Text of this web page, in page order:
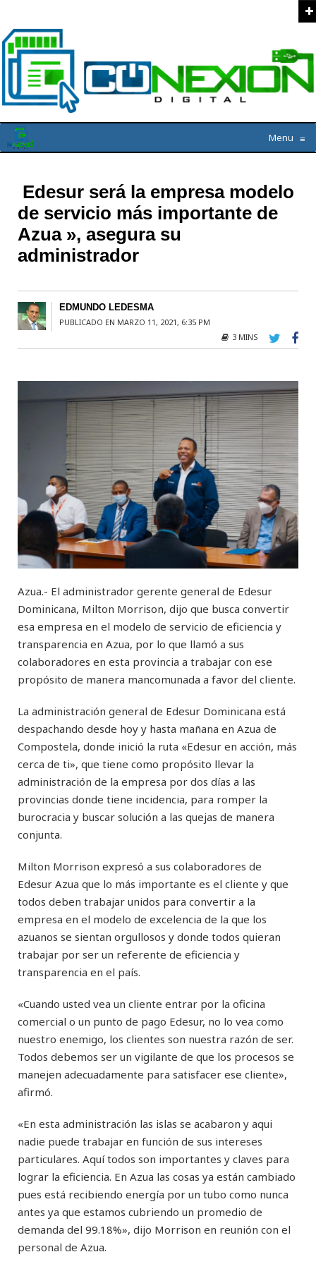
Menu ≡
Edesur será la empresa modelo
de servicio más importante de
Azua », asegura su
administrador
EDMUNDO LEDESMA
PUBLICADO EN MARZO 11, 2021, 6:35 PM
3 MINS
Azua.- El administrador gerente general de Edesur
Dominicana, Milton Morrison, dijo que busca convertir
esa empresa en el modelo de servicio de eficiencia y
transparencia en Azua, por lo que llamó a sus
colaboradores en esta provincia a trabajar con ese
propósito de manera mancomunada a favor del cliente.
La administración general de Edesur Dominicana está
despachando desde hoy y hasta mañana en Azua de
Compostela, donde inició la ruta «Edesur en acción, más
cerca de ti», que tiene como propósito llevar la
administración de la empresa por dos días a las
provincias donde tiene incidencia, para romper la
burocracia y buscar solución a las quejas de manera
conjunta.
Milton Morrison expresó a sus colaboradores de
Edesur Azua que lo más importante es el cliente y que
todos deben trabajar unidos para convertir a la
empresa en el modelo de excelencia de la que los
azuanos se sientan orgullosos y donde todos quieran
trabajar por ser un referente de eficiencia y
transparencia en el país.
«Cuando usted vea un cliente entrar por la oficina
comercial o un punto de pago Edesur, no lo vea como
nuestro enemigo, los clientes son nuestra razón de ser.
Todos debemos ser un vigilante de que los procesos se
manejen adecuadamente para satisfacer ese cliente»,
afirmó.
«En esta administración las islas se acabaron y aqui
nadie puede trabajar en función de sus intereses
particulares. Aquí todos son importantes y claves para
lograr la eficiencia. En Azua las cosas ya están cambiado
pues está recibiendo energía por un tubo como nunca
antes ya que estamos cubriendo un promedio de
demanda del 99.18%», dijo Morrison en reunión con el
personal de Azua.